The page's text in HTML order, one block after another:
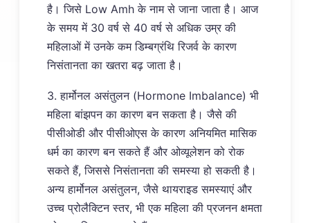
है। जिसे Low Amh के नाम से जाना जाता है। आज
के समय में 30 वर्ष से 40 वर्ष से अधिक उम्र की
महिलाओं में उनके कम डिम्बग्रंथि रिजर्व के कारण
निसंतानता का खतरा बढ़ जाता है।
3. हार्मोनल असंतुलन (Hormone Imbalance) भी
महिला बांझपन का कारण बन सकता है। जैसे की
पीसीओडी और पीसीओएस के कारण अनियमित मासिक
धर्म का कारण बन सकते हैं और ओव्यूलेशन को रोक
सकते हैं, जिससे निसंतानता की समस्या हो सकती है।
अन्य हार्मोनल असंतुलन, जैसे थायराइड समस्याएं और
उच्च प्रोलैक्टिन स्तर, भी एक महिला की प्रजनन क्षमता